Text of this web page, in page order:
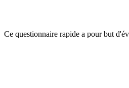
Ce questionnaire rapide a pour but